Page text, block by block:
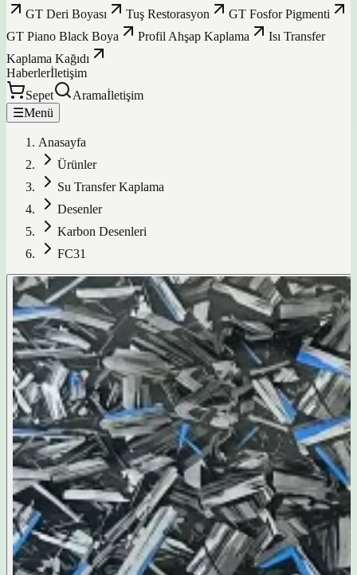
GT Deri Boyası
Tuş Restorasyon
GT Fosfor Pigmenti
GT Piano Black Boya
Profil Ahşap Kaplama
Isı Transfer
Kaplama Kağıdı
Haberlerİletişim
Sepet
Aramaİletişim
☰Menü
Anasayfa
Ürünler
Su Transfer Kaplama
Desenler
Karbon Desenleri
FC31